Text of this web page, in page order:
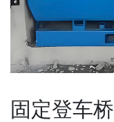
固定登车桥